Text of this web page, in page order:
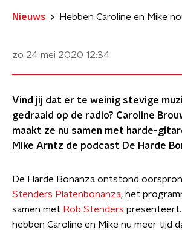
Nieuws
zo 24 mei 2020 12:34
Vind jij dat er te weinig stevige
gedraaid op de radio? Caroline
maakt ze nu samen met harde-
Mike Arntz de podcast De Harde
De Harde Bonanza ontstond
Stenders Platenbonanza, het
samen met Rob Stenders
hebben Caroline en Mike nu meer tijd